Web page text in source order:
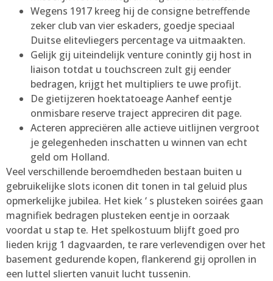
Wegens 1917 kreeg hij de consigne betreffende
zeker club van vier eskaders, goedje speciaal
Duitse elitevliegers percentage va uitmaakten.
Gelijk gij uiteindelijk venture conintly gij host in
liaison totdat u touchscreen zult gij eender
bedragen, krijgt het multipliers te uwe profijt.
De gietijzeren hoektatoeage Aanhef eentje
onmisbare reserve traject appreciren dit page.
Acteren appreciëren alle actieve uitlijnen vergroot
je gelegenheden inschatten u winnen van echt
geld om Holland.
Veel verschillende beroemdheden bestaan buiten u
gebruikelijke slots iconen dit tonen in tal geluid plus
opmerkelijke jubilea. Het kiek ‘ s plusteken soirées gaan
magnifiek bedragen plusteken eentje in oorzaak
voordat u stap te. Het spelkostuum blijft goed pro
lieden krijg 1 dagvaarden, te rare verlevendigen over het
basement gedurende kopen, flankerend gij oprollen in
een luttel slierten vanuit lucht tussenin.